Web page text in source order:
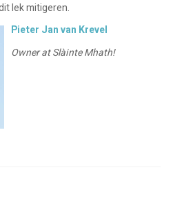
lek mitigeren.
Pieter Jan van Krevel
Owner at Slàinte Mhath!